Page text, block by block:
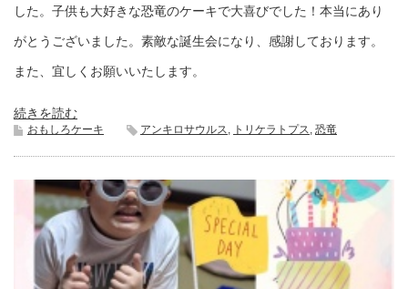
した。子供も大好きな恐竜のケーキで大喜びでした！本当にあり
がとうございました。素敵な誕生会になり、感謝しております。
また、宜しくお願いいたします。
続きを読む
おもしろケーキ アンキロサウルス, トリケラトプス, 恐竜